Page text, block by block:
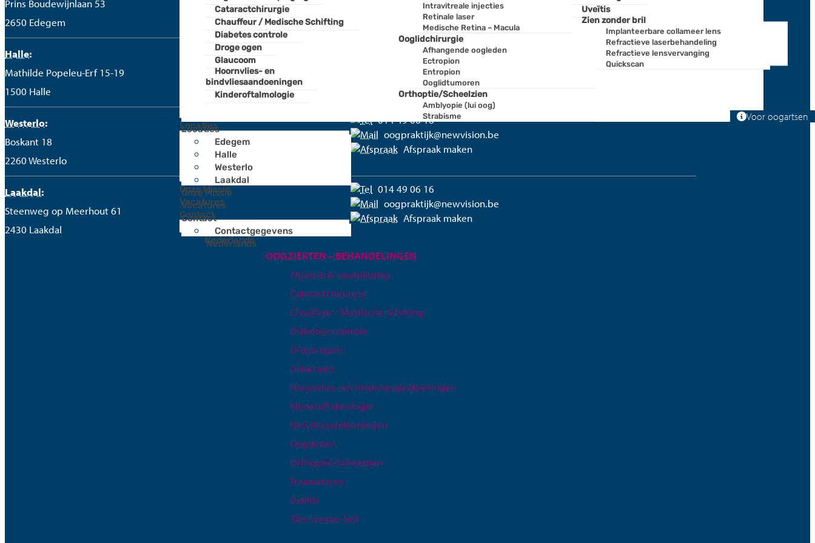
Cataractchirurgie
Chauffeur / Medische Schifting
Diabetes controle
Droge ogen
Glaucoom
Hoornvlies- en
bindvliesaandoeningen
Kinderoftalmologie
Intravitreale injecties
Retinale laser
Medische Retina – Macula
Ooglidchirurgie
Afhangende oogleden
Ectropion
Entropion
Ooglidtumoren
Orthoptie/Scheelzien
Amblyopie (lui oog)
Strabisme
Uveïtis
Zien zonder bril
Implanteerbare collameer lens
Refractieve laserbehandeling
Refractieve lensvervanging
Quickscan
Locaties
Edegem
Halle
Westerlo
Laakdal
Onze Missie
Vacatures
Contact
Contactgegevens
Nederlands
Cataractchirurgie
Chauffeur / Medische Schifting
Diabetes controle
Droge ogen
Glaucoom
Hoornvlies- en
bindvliesaandoeningen
Kinderoftalmologie
Intravitreale injecties
Retinale laser
Medische Retina – Macula
Ooglidchirurgie
Afhangende oogleden
Ectropion
Entropion
Ooglidtumoren
Orthoptie/Scheelzien
Amblyopie (lui oog)
Strabisme
Uveïtis
Zien zonder bril
Implanteerbare collameer lens
Refractieve laserbehandeling
Refractieve lensvervanging
Quickscan
Locaties
Edegem
Halle
Westerlo
Laakdal
Onze Missie
Vacatures
Contact
Contactgegevens
Nederlands
Voor oogartsen
Prins Boudewijnlaan 53
2650 Edegem
Afspraak maken
Halle:
Mathilde Popeleu-Erf 15-19
1500 Halle
02 894 63 43
zuidbrabant@newvision.be
Afspraak maken
Westerlo:
Boskant 18
2260 Westerlo
014 49 06 16
oogpraktijk@newvision.be
Afspraak maken
Laakdal:
Steenweg op Meerhout 61
2430 Laakdal
014 49 06 16
oogpraktijk@newvision.be
Afspraak maken
OOGZIEKTEN – BEHANDELINGEN
Algemene raadpleging
Cataractchirurgie
Chauffeur / Medische Schifting
Diabetes controle
Droge ogen
Glaucoom
Hoornvlies- en bindvliesaandoeningen
Kinderoftalmologie
Netvliesaandoeningen
Oogleden
Orthoptie/Scheelzien
Traanwegen
Uveïtis
Zien zonder bril